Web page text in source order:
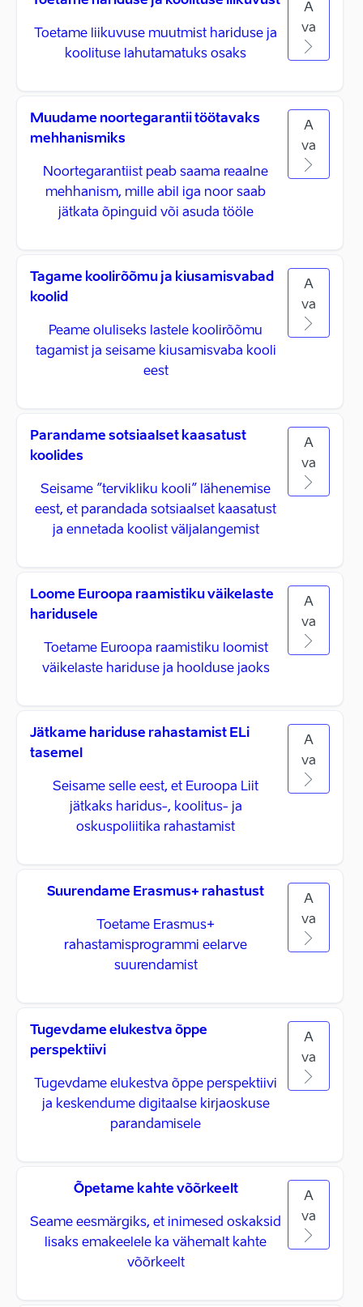
Toetame liikuvuse muutmist hariduse ja
koolituse lahutamatuks osaks
A
va
Muudame noortegarantii töötavaks
mehhanismiks
Noortegarantiist peab saama reaalne
mehhanism, mille abil iga noor saab
jätkata õpinguid või asuda tööle
A
va
Tagame koolirõõmu ja kiusamisvabad
koolid
Peame oluliseks lastele koolirõõmu
tagamist ja seisame kiusamisvaba kooli
eest
A
va
Parandame sotsiaalset kaasatust
koolides
Seisame ”tervikliku kooli” lähenemise
eest, et parandada sotsiaalset kaasatust
ja ennetada koolist väljalangemist
A
va
Loome Euroopa raamistiku väikelaste
haridusele
Toetame Euroopa raamistiku loomist
väikelaste hariduse ja hoolduse jaoks
A
va
Jätkame hariduse rahastamist ELi
tasemel
Seisame selle eest, et Euroopa Liit
jätkaks haridus-, koolitus- ja
oskuspoliitika rahastamist
A
va
Suurendame Erasmus+ rahastust
Toetame Erasmus+
rahastamisprogrammi eelarve
suurendamist
A
va
Tugevdame elukestva õppe
perspektiivi
Tugevdame elukestva õppe perspektiivi
ja keskendume digitaalse kirjaoskuse
parandamisele
A
va
Õpetame kahte võõrkeelt
Seame eesmärgiks, et inimesed oskaksid
lisaks emakeelele ka vähemalt kahte
võõrkeelt
A
va